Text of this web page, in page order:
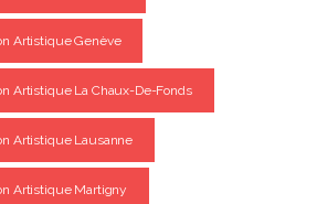
Artistique Genève
Artistique La Chaux-De-Fonds
Artistique Lausanne
Artistique Martigny